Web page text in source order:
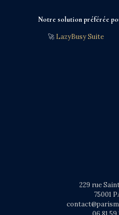
Notre solution préférée
🚀 LazyBusy Suite
229 rue
75001